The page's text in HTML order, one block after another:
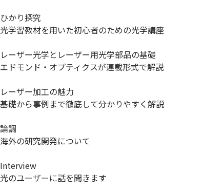
ひかり探究
光学習教材を用いた初心者のための光学講座
レーザー光学とレーザー用光学部品の基礎
エドモンド・オプティクスが連載形式で解説
レーザー加工の魅力
基礎から事例まで徹底して分かりやすく解説
論調
海外の研究開発について
Interview
光のユーザーに話を聞きます